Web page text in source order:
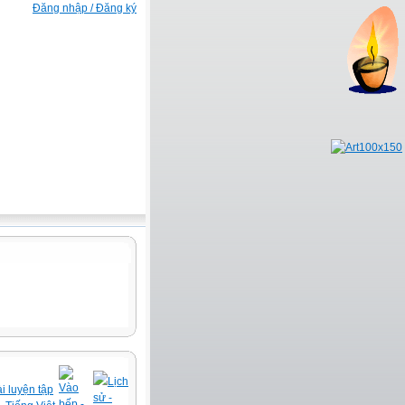
Đăng nhập / Đăng ký
luyện tập Vào
Lịch
sử -